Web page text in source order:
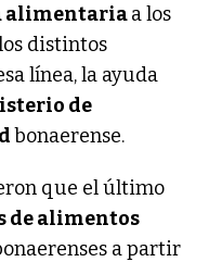
alimentariaa los
distintos
línea, la ayuda
de
bonaerense.
que el último
de alimentos
a partir